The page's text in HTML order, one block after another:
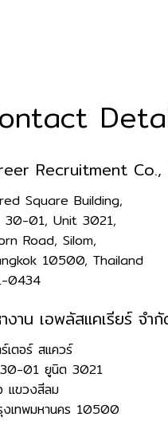
Recruitment Co.,
Square Building,
30-01, Unit 3021,
Road, Silom,
10500, Thailand
0434
าน เอพลัสแคเรียร์ จำ
เตอร์ สแควร์
01 ยูนิต 3021
แขวงสีลม
งเทพมหานคร 10500